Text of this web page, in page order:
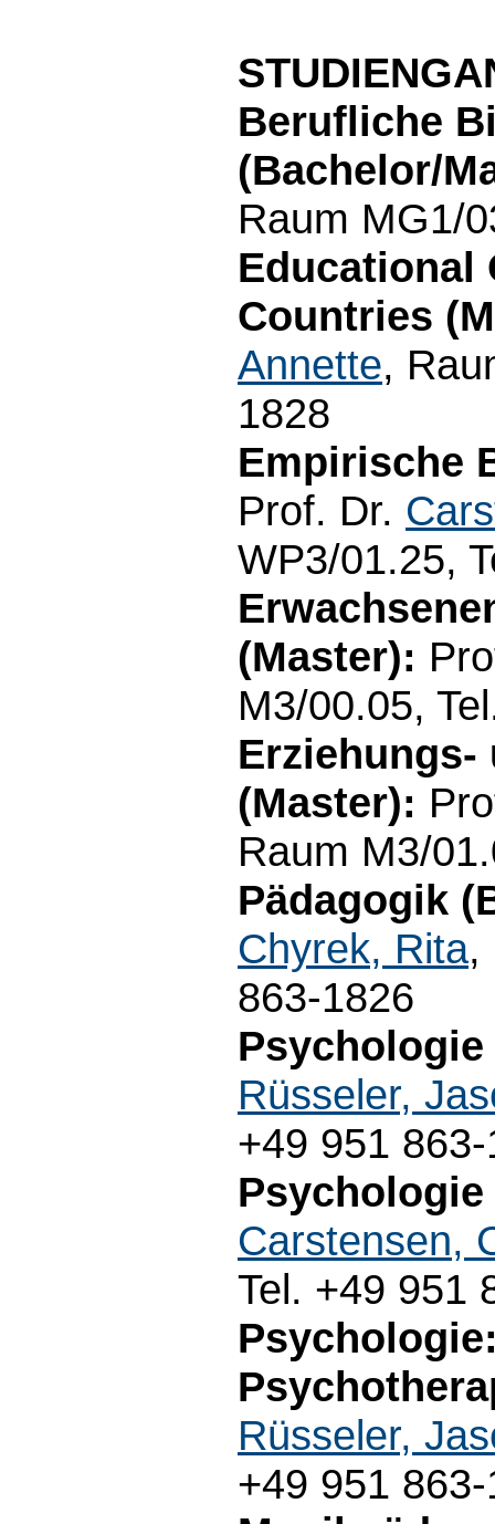
Berufliche
(Bachelor/
Raum MG1/
Educational
Countries
Annette,
1828
Empirische
Prof. Dr.
WP3/01.25,
(Master):
M3/00.05,
(Master):
Raum M3/
Pädagogik
Chyrek, Rita,
863-1826
Rüsseler,
+49 951
Carstensen,
Tel. +49 951
Rüsseler,
+49 951